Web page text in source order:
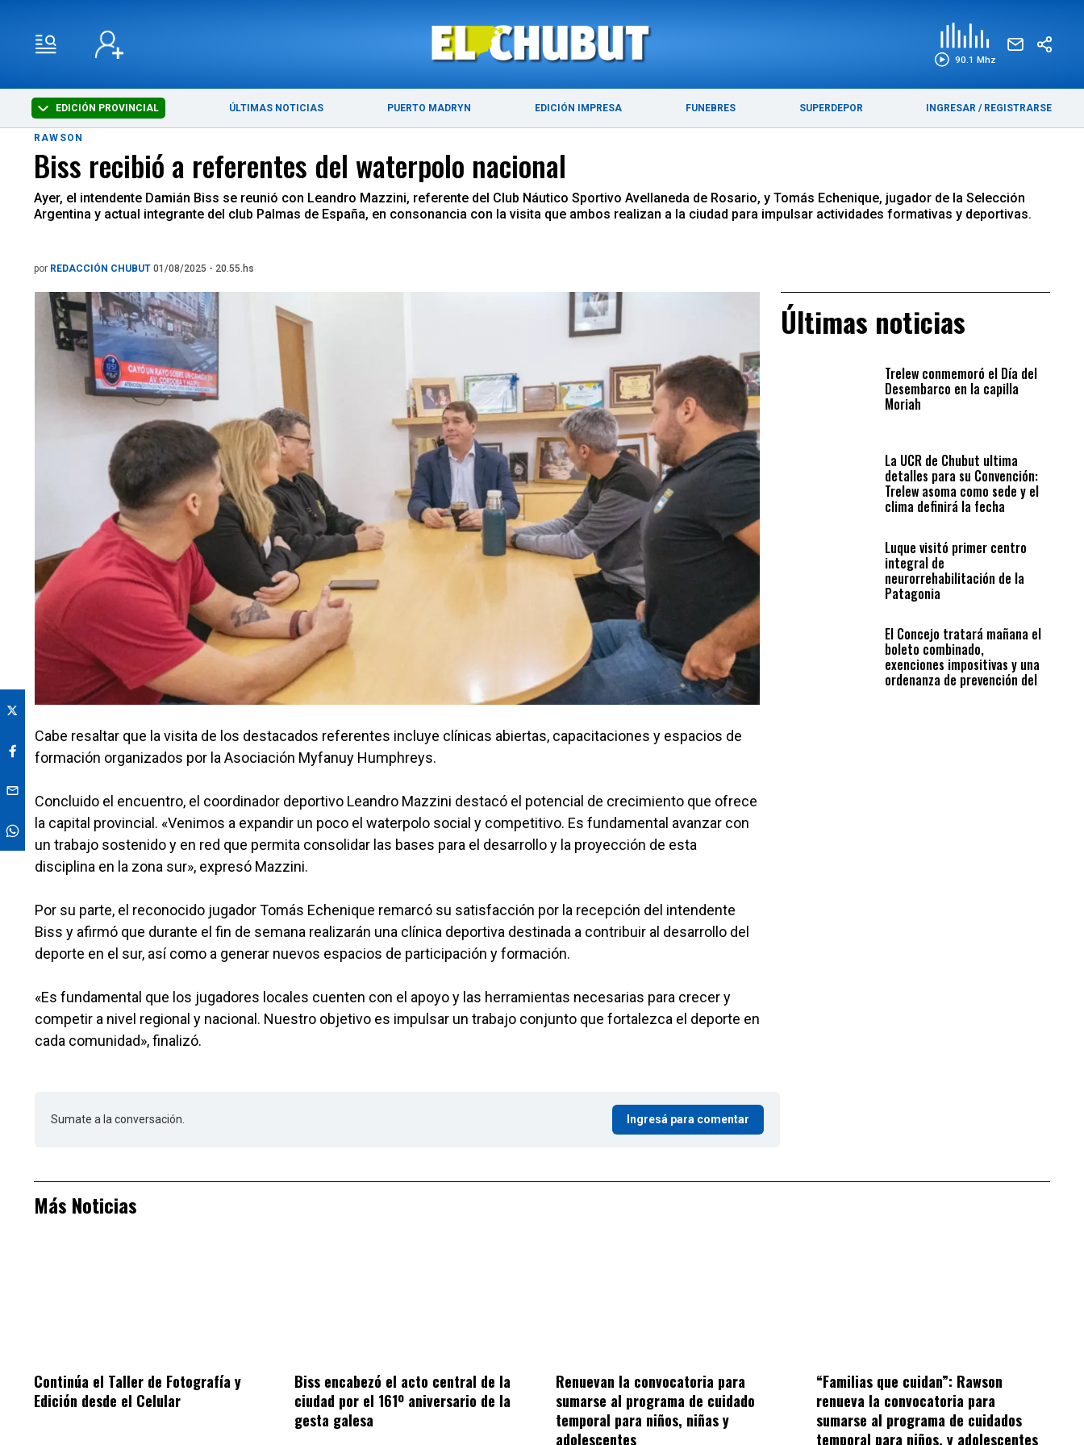
90.1 Mhz
EDICIÓN PROVINCIAL ÚLTIMAS NOTICIAS PUERTO MADRYN EDICIÓN IMPRESA FUNEBRES SUPERDEPOR INGRESAR / REGISTRARSE
ÚLTIMAS NOTICIAS PUERTO MADRYN
RAWSON
Biss recibió a referentes del waterpolo nacional
Ayer, el intendente Damián Biss se reunió con Leandro Mazzini, referente del Club Náutico Sportivo Avellaneda de Rosario, y Tomás Echenique, jugador de la Selección
Argentina y actual integrante del club Palmas de España, en consonancia con la visita que ambos realizan a la ciudad para impulsar actividades formativas y deportivas.
por REDACCIÓN CHUBUT 01/08/2025 - 20.55.hs
Cabe resaltar que la visita de los destacados referentes incluye clínicas abiertas, capacitaciones y espacios de
formación organizados por la Asociación Myfanuy Humphreys.
Concluido el encuentro, el coordinador deportivo Leandro Mazzini destacó el potencial de crecimiento que ofrece
la capital provincial. «Venimos a expandir un poco el waterpolo social y competitivo. Es fundamental avanzar con
un trabajo sostenido y en red que permita consolidar las bases para el desarrollo y la proyección de esta
disciplina en la zona sur», expresó Mazzini.
Por su parte, el reconocido jugador Tomás Echenique remarcó su satisfacción por la recepción del intendente
Biss y afirmó que durante el fin de semana realizarán una clínica deportiva destinada a contribuir al desarrollo del
deporte en el sur, así como a generar nuevos espacios de participación y formación.
«Es fundamental que los jugadores locales cuenten con el apoyo y las herramientas necesarias para crecer y
competir a nivel regional y nacional. Nuestro objetivo es impulsar un trabajo conjunto que fortalezca el deporte en
cada comunidad», finalizó.
Sumate a la conversación. Ingresá para comentar
Últimas noticias
Trelew conmemoró el Día del
Desembarco en la capilla
Moriah
La UCR de Chubut ultima
detalles para su Convención:
Trelew asoma como sede y el
clima definirá la fecha
Luque visitó primer centro
integral de
neurorrehabilitación de la
Patagonia
El Concejo tratará mañana el
boleto combinado,
exenciones impositivas y una
ordenanza de prevención del
Más Noticias
Continúa el Taller de Fotografía y
Edición desde el Celular
Biss encabezó el acto central de la
ciudad por el 161º aniversario de la
gesta galesa
Renuevan la convocatoria para
sumarse al programa de cuidado
temporal para niños, niñas y
adolescentes
“Familias que cuidan”: Rawson
renueva la convocatoria para
sumarse al programa de cuidados
temporal para niños, y adolescentes